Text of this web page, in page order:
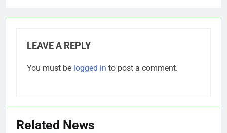
LEAVE A REPLY
You must be logged in to post a comment.
Related News